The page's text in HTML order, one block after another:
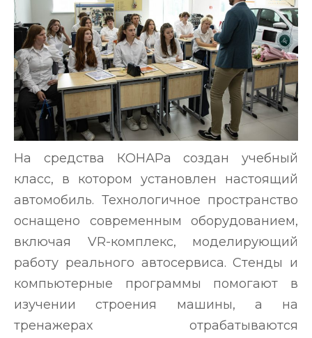
На средства КОНАРа создан учебный
класс, в котором установлен настоящий
автомобиль. Технологичное пространство
оснащено современным оборудованием,
включая VR-комплекс, моделирующий
работу реального автосервиса. Стенды и
компьютерные программы помогают в
изучении строения машины, а на
тренажерах отрабатываются